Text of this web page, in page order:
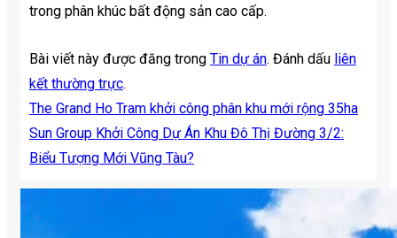
trong phân khúc bất động sản cao cấp.
Bài viết này được đăng trong Tin dự án. Đánh dấu liên
kết thường trực.
The Grand Ho Tram khởi công phân khu mới rộng 35ha
Sun Group Khởi Công Dự Án Khu Đô Thị Đường 3/2:
Biểu Tượng Mới Vũng Tàu?